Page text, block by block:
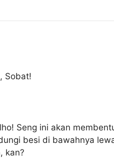
Sobat!
Seng ini akan
besi di bawahnya
kan?